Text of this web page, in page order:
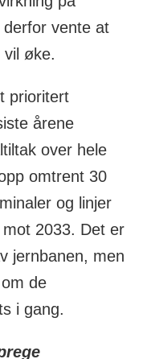
derfor vente at
vil øke.
prioritert
årene
over hele
omtrent 30
og linjer
2033. Det er
jernbanen, men
de
i gang.